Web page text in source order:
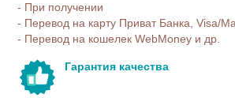
- При получении
- Перевод на карту Приват Банка, Visa/
- Перевод на кошелек WebMoney и др.
Гарантия качества